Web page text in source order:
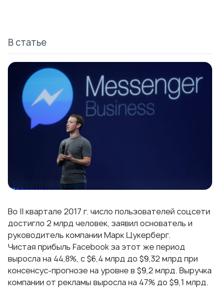
В статье
Во II квартале 2017 г. число пользователей соцсети
достигло 2 млрд человек, заявил основатель и
руководитель компании Марк Цукерберг.
Чистая прибыль Facebook за этот же период
выросла на 44,8%, с $6,4 млрд до $9,32 млрд при
консенсус-прогнозе на уровне в $9,2 млрд. Выручка
компании от рекламы выросла на 47% до $9,1 млрд.